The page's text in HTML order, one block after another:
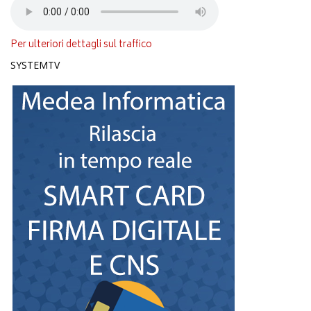
Per ulteriori dettagli sul traffico
SYSTEMTV